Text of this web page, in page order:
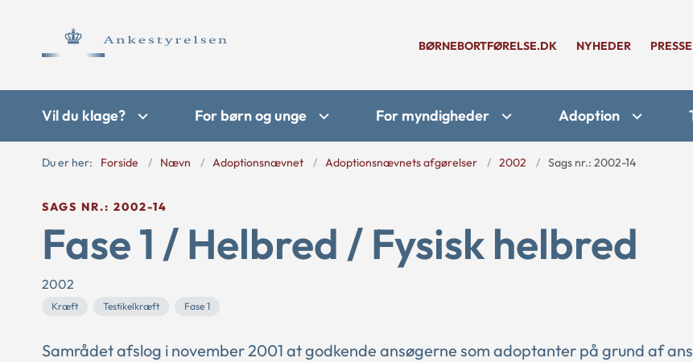
BØRNEBORTFØRELSE.DK NYHEDER PRESSE
Vil du klage? For børn og unge For myndigheder Adoption
Du er her: Forside Nævn Adoptionsnævnet Adoptionsnævnets afgørelser 2002 Sags nr.: 2002-14
SAGS NR.: 2002-14
Fase 1 / Helbred / Fysisk helbred
2002
Kræft Testikelkræft Fase 1
Samrådet afslog i november 2001 at godkende ansøgerne som adoptanter på grund af